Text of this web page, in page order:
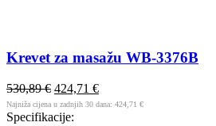
Krevet za masažu WB-3376B
530,89€ 424,71 €
Najniža cijena u zadnjih 30 dana: 424,71 €
Specifikacije: